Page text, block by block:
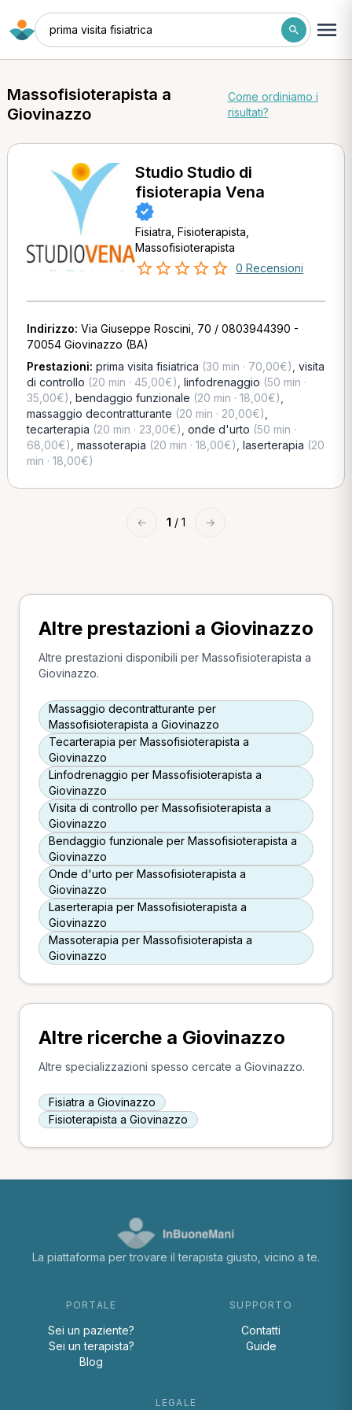
prima visita fisiatrica
Massofisioterapista a
Giovinazzo
Come ordiniamo i
risultati?
Studio Studio di
fisioterapia Vena
Fisiatra, Fisioterapista,
Massofisioterapista
0 Recensioni
Indirizzo: Via Giuseppe Roscini, 70 / 0803944390 -
70054 Giovinazzo (BA)
Prestazioni: prima visita fisiatrica (30 min · 70,00€) visita
di controllo (20 min · 45,00€) linfodrenaggio (50 min ·
35,00€) bendaggio funzionale (20 min · 18,00€)
massaggio decontratturante (20 min · 20,00€)
tecarterapia (20 min · 23,00€) onde d'urto (50 min ·
68,00€) massoterapia (20 min · 18,00€) laserterapia (20
min · 18,00€)
← 1 / 1 →
Altre prestazioni a Giovinazzo
Altre prestazioni disponibili per Massofisioterapista a
Giovinazzo.
Massaggio decontratturante per
Massofisioterapista a Giovinazzo
Tecarterapia per Massofisioterapista a
Giovinazzo
Linfodrenaggio per Massofisioterapista a
Giovinazzo
Visita di controllo per Massofisioterapista a
Giovinazzo
Bendaggio funzionale per Massofisioterapista a
Giovinazzo
Onde d'urto per Massofisioterapista a
Giovinazzo
Laserterapia per Massofisioterapista a
Giovinazzo
Massoterapia per Massofisioterapista a
Giovinazzo
Altre ricerche a Giovinazzo
Altre specializzazioni spesso cercate a Giovinazzo.
Fisiatra a Giovinazzo
Fisioterapista a Giovinazzo
La piattaforma per trovare il terapista giusto, vicino a te.
PORTALE
Sei un paziente?
Sei un terapista?
Blog
SUPPORTO
Contatti
Guide
LEGALE